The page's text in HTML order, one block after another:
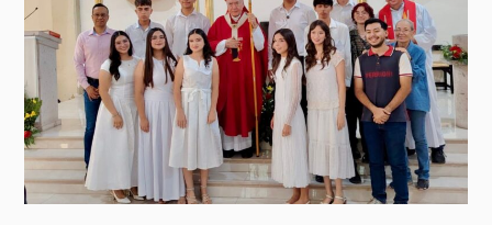
DE
HERMOSILLO
SE
CONFIRMAN